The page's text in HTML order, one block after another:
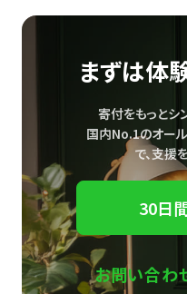
まずは体
寄付をもっとシ
国内No.1のオー
で、支援
30日
お問い合わ